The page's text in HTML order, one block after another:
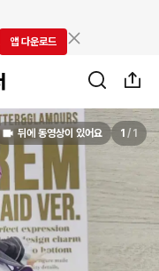
앱 다운로드
뒤에 동영상이 있어요 1 / 1